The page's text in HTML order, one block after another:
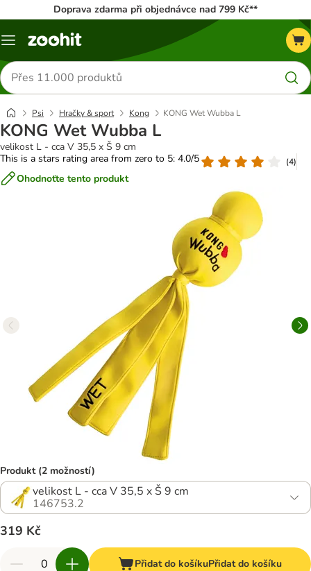
Doprava zdarma při objednávce nad 799 Kč**
Menu
Hledat
produkty
Psi Hračky & sport Kong KONG Wet Wubba L
KONG Wet Wubba L
velikost L - cca V 35,5 x Š 9 cm
This is a stars rating area from zero to 5: 4.0/5
(4)
Ohodnoťte tento produkt
Produkt (2 možností)
velikost L - cca V 35,5 x Š 9 cm
146753.2
319 Kč
Přidat do košíkuPřidat do košíku